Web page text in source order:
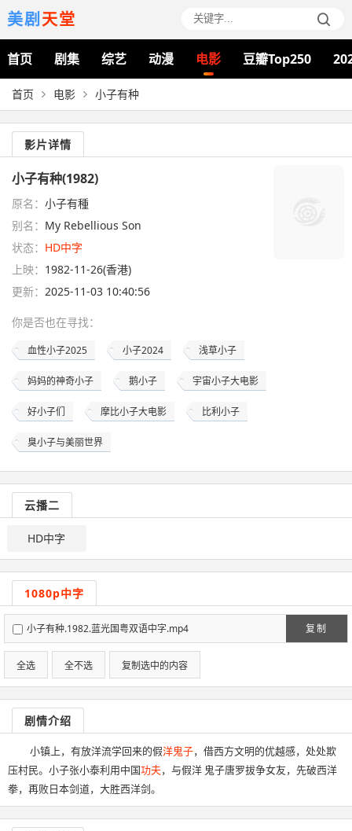
美剧天堂
首页 剧集 综艺 动漫 电影 豆瓣Top250
首页 电影 小子有种
影片详情
小子有种(1982)
原名： 小子有種
别名： My Rebellious Son
状态： HD中字
上映： 1982-11-26(香港)
更新： 2025-11-03 10:40:56
你是否也在寻找：
血性小子2025 小子2024 浅草小子
妈妈的神奇小子 鹅小子 宇宙小子大电影
好小子们 摩比小子大电影 比利小子
臭小子与美丽世界
云播二
HD中字
1080p中字
复制
小子有种.1982.蓝光国粤双语中字.mp4
全选 全不选 复制选中的内容
剧情介绍
小镇上，有放洋流学回来的假洋鬼子，借西方文明的优越感，处处欺
压村民。小子张小泰利用中国功夫，与假洋 鬼子唐罗拔争女友，先破西洋
拳，再败日本剑道，大胜西洋剑。